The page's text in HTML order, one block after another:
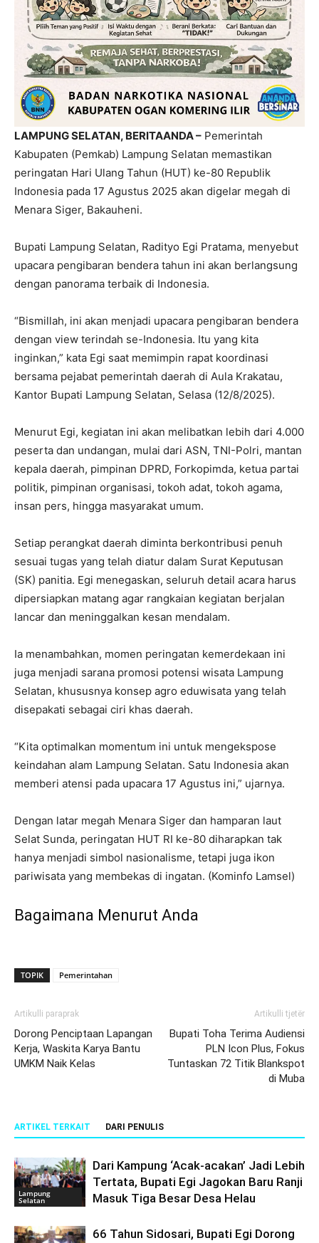
LAMPUNG SELATAN, BERITAANDA – Pemerintah
Kabupaten (Pemkab) Lampung Selatan memastikan
peringatan Hari Ulang Tahun (HUT) ke-80 Republik
Indonesia pada 17 Agustus 2025 akan digelar megah di
Menara Siger, Bakauheni.
Bupati Lampung Selatan, Radityo Egi Pratama, menyebut
upacara pengibaran bendera tahun ini akan berlangsung
dengan panorama terbaik di Indonesia.
“Bismillah, ini akan menjadi upacara pengibaran bendera
dengan view terindah se-Indonesia. Itu yang kita
inginkan,” kata Egi saat memimpin rapat koordinasi
bersama pejabat pemerintah daerah di Aula Krakatau,
Kantor Bupati Lampung Selatan, Selasa (12/8/2025).
Menurut Egi, kegiatan ini akan melibatkan lebih dari 4.000
peserta dan undangan, mulai dari ASN, TNI-Polri, mantan
kepala daerah, pimpinan DPRD, Forkopimda, ketua partai
politik, pimpinan organisasi, tokoh adat, tokoh agama,
insan pers, hingga masyarakat umum.
Setiap perangkat daerah diminta berkontribusi penuh
sesuai tugas yang telah diatur dalam Surat Keputusan
(SK) panitia. Egi menegaskan, seluruh detail acara harus
dipersiapkan matang agar rangkaian kegiatan berjalan
lancar dan meninggalkan kesan mendalam.
Ia menambahkan, momen peringatan kemerdekaan ini
juga menjadi sarana promosi potensi wisata Lampung
Selatan, khususnya konsep agro eduwisata yang telah
disepakati sebagai ciri khas daerah.
“Kita optimalkan momentum ini untuk mengekspose
keindahan alam Lampung Selatan. Satu Indonesia akan
memberi atensi pada upacara 17 Agustus ini,” ujarnya.
Dengan latar megah Menara Siger dan hamparan laut
Selat Sunda, peringatan HUT RI ke-80 diharapkan tak
hanya menjadi simbol nasionalisme, tetapi juga ikon
pariwisata yang membekas di ingatan. (Kominfo Lamsel)
Bagaimana Menurut Anda
TOPIK Pemerintahan
Artikulli paraprak
Dorong Penciptaan Lapangan
Kerja, Waskita Karya Bantu
UMKM Naik Kelas
Artikulli tjetër
Bupati Toha Terima Audiensi
PLN Icon Plus, Fokus
Tuntaskan 72 Titik Blankspot
di Muba
ARTIKEL TERKAIT DARI PENULIS
Lampung
Selatan
Dari Kampung ‘Acak-acakan’ Jadi Lebih
Tertata, Bupati Egi Jagokan Baru Ranji
Masuk Tiga Besar Desa Helau
66 Tahun Sidosari, Bupati Egi Dorong